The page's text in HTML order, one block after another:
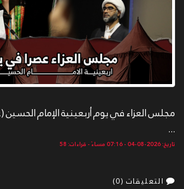
...
تاريخ: 2026-08-04 - 07:16 مساءً - قراءات: 58
التعليقات (0)